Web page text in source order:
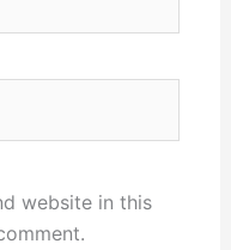
website in this